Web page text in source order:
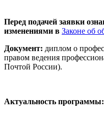
Перед подачей заявки
изменениями в Законе об
Документ: диплом о
правом ведения
Почтой России).
Актуальность программы: